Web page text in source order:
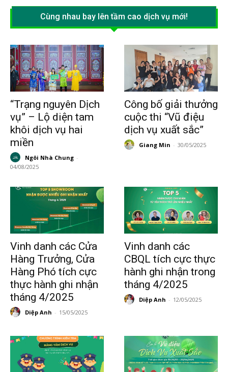
Cùng nhau bay lên tầm cao dịch vụ mới!
“Trạng nguyên Dịch
vụ” – Lộ diện tam
khôi dịch vụ hai
miền
Ngôi Nhà Chung -
04/08/2025
Công bố giải thưởng
cuộc thi “Vũ điệu
dịch vụ xuất sắc”
Giang Min - 30/05/2025
Vinh danh các Cửa
Hàng Trưởng, Cửa
Hàng Phó tích cực
thực hành ghi nhận
tháng 4/2025
Diệp Anh - 15/05/2025
Vinh danh các
CBQL tích cực thực
hành ghi nhận trong
tháng 4/2025
Diệp Anh - 12/05/2025